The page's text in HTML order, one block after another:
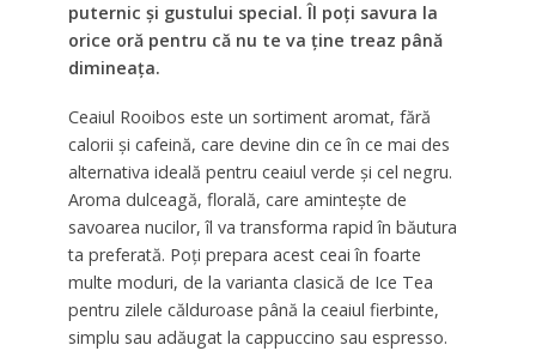
puternic și gustului special. Îl poți savura la
orice oră pentru că nu te va ține treaz până
dimineața.
Ceaiul Rooibos este un sortiment aromat, fără
calorii și cafeină, care devine din ce în ce mai des
alternativa ideală pentru ceaiul verde și cel negru.
Aroma dulceagă, florală, care amintește de
savoarea nucilor, îl va transforma rapid în băutura
ta preferată. Poți prepara acest ceai în foarte
multe moduri, de la varianta clasică de Ice Tea
pentru zilele călduroase până la ceaiul fierbinte,
simplu sau adăugat la cappuccino sau espresso.